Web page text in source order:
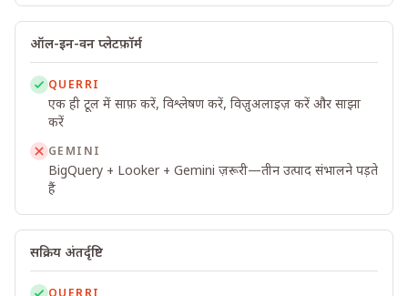
ऑल-इन-वन प्लेटफ़ॉर्म
QUERRI
एक ही टूल में साफ़ करें, विश्लेषण करें, विज़ुअलाइज़ करें और साझा
करें
GEMINI
BigQuery + Looker + Gemini ज़रूरी—तीन उत्पाद संभालने पड़ते
हैं
सक्रिय अंतर्दृष्टि